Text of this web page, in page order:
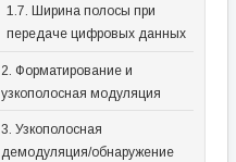
1.7. Ширина полосы при
передаче цифровых данных
2. Форматирование и
узкополосная модуляция
3. Узкополосная
демодуляция/обнаружение